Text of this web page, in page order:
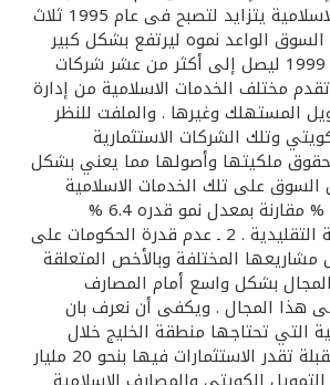
عدد تلك الشركات الاسلامية يتزايد لتصبح فى عام 1995 ثلاث
الواعد نموه ليرتفع بشكل كبير
فى الأعوام 1998 / 1999 ليصل إلى أكثر من عشر شركات
مختلف الخدمات الاسلامية من إدارة
المستهلك وغيرها . والملفت للنظر
وتلك الشركات الاستثمارية
ملكيتها وأصولها مما يعني بشكل
على تلك الخدمات الاسلامية
ويقدر نموها بـ 38.5 % مقارنة بمعدل نمو قدره 6.4 %
للشركات الاستثمارية التقليدية . 2 ـ عدم قدرة الحكومات على
مشاريعها المختلفة وبالأخص المتعلقة
المجال بشكل واسع أمام المصارف
هذا المجال . ويكفى أن نعرف بان
التي تحتاجها منطقة الخليج خلال
السنوات القليلة المقبلة تقدر الاستثمارات فيها بنحو 20 مليار